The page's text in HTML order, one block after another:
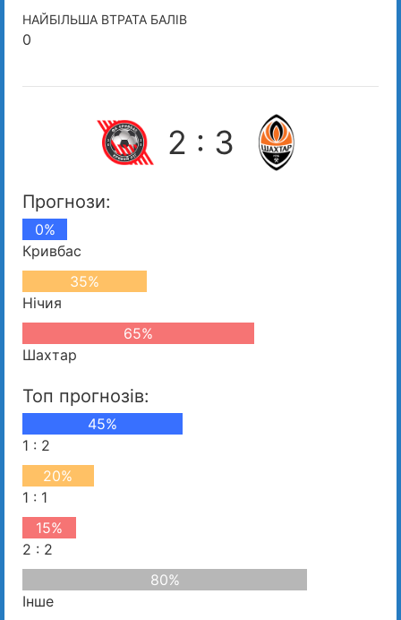
НАЙБІЛЬША ВТРАТА БАЛІВ
0
2 : 3
Прогнози:
0%
Кривбас
35%
Нічия
65%
Шахтар
Топ прогнозів:
45%
1 : 2
20%
1 : 1
15%
2 : 2
80%
Інше